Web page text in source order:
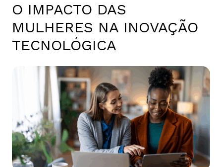
O IMPACTO DAS
MULHERES NA INOVAÇÃO
TECNOLÓGICA